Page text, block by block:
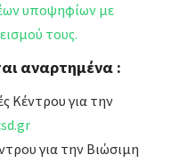
υποψηφίων με
τους.
αναρτημένα :
Κέντρου για την
για την Βιώσιμη